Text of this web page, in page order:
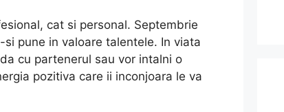
cat si personal. Septembrie
pune in valoare talentele. In viata
cu partenerul sau vor intalni o
pozitiva care ii inconjoara le va